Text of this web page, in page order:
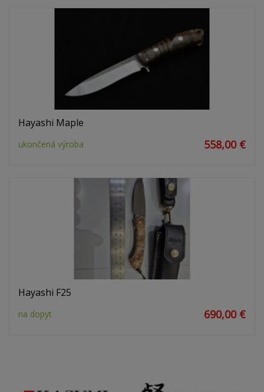
Hayashi Maple
ukončená výroba 558,00 €
Hayashi F25
na dopyt 690,00 €